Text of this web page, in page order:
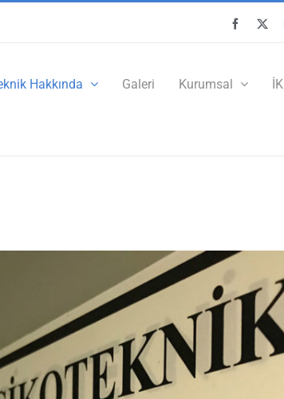
Facebook
Hakkında Galeri Kurumsal İK